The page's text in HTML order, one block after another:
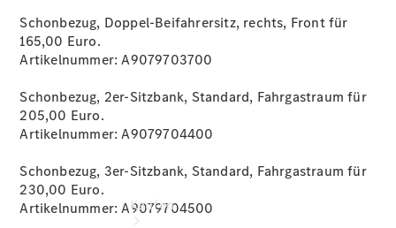
36622 7690
Kaufen
Schonbezug, Doppel-Beifahrersitz, rechts, Front für
165,00 Euro.
Artikelnummer: A9079703700
Schonbezug, 2er-Sitzbank, Standard, Fahrgastraum für
205,00 Euro.
Artikelnummer: A9079704400
Schonbezug, 3er-Sitzbank, Standard, Fahrgastraum für
230,00 Euro.
Artikelnummer: A9079704500